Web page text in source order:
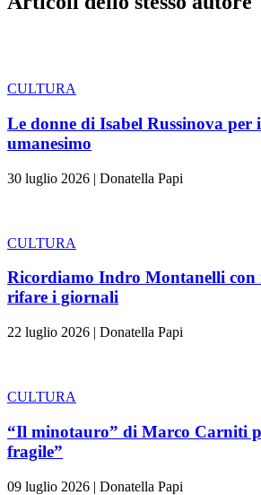
CULTURA
Le donne di Isabel Russinova per
umanesimo
30 luglio 2026 | Donatella Papi
CULTURA
Ricordiamo Indro Montanelli con
rifare i giornali
22 luglio 2026 | Donatella Papi
CULTURA
“Il minotauro” di Marco Carniti
fragile”
09 luglio 2026 | Donatella Papi